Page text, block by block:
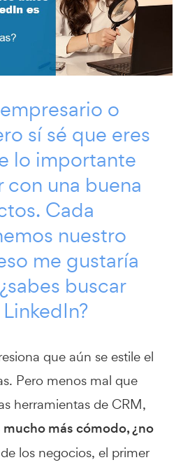
o
sí sé que eres
lo importante
con una buena
Cada
nuestro
me gustaría
buscar
que aún se estile el
Pero menos mal que
herramientas de CRM,
más cómodo, ¿no
los negocios, el primer